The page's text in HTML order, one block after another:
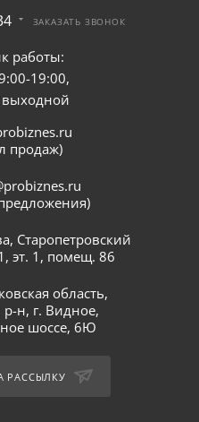
ЗАКАЗАТЬ ЗВОНОК
работы:
19:00,
выходной
продаж)
Старопетровский
эт. 1, помещ. 86
область,
н, г. Видное,
шоссе, 6Ю
РАССЫЛКУ